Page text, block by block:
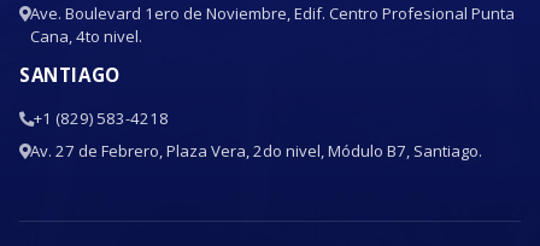
Ave. Boulevard 1ero de Noviembre, Edif. Centro Profesional Punta
Cana, 4to nivel.
SANTIAGO
+1 (829) 583-4218
Av. 27 de Febrero, Plaza Vera, 2do nivel, Módulo B7, Santiago.